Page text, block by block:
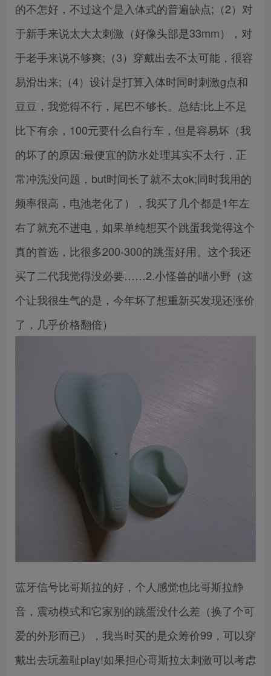
的不怎好，不过这个是入体式的普遍缺点;（2）对
于新手来说太大太刺激（好像头部是33mm），对
于老手来说不够爽;（3）穿戴出去不太可能，很容
易滑出来;（4）设计是打算入体时同时刺激g点和
豆豆，我觉得不行，尾巴不够长。总结:比上不足
比下有余，100元要什么自行车，但是容易坏（我
的坏了的原因:最便宜的防水处理其实不太行，正
常冲洗没问题，but时间长了就不太ok;同时我用的
频率很高，电池老化了），我买了几个都是1年左
右了就充不进电，如果单纯想买个跳蛋我觉得这个
真的首选，比很多200-300的跳蛋好用。这个我还
买了二代我觉得没必要……2.小怪兽的喵小野（这
个让我很生气的是，今年坏了想重新买发现还涨价
了，几乎价格翻倍）
蓝牙信号比哥斯拉的好，个人感觉也比哥斯拉静
音，震动模式和它家别的跳蛋没什么差（换了个可
爱的外形而已），我当时买的是众筹价99，可以穿
戴出去玩羞耻play!如果担心哥斯拉太刺激可以考虑